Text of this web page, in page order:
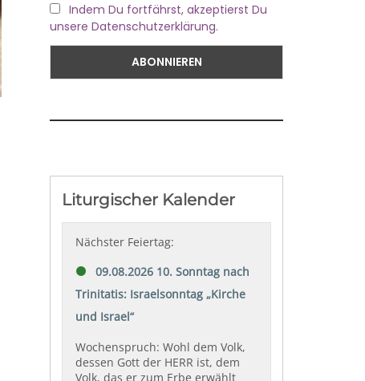
Indem Du fortfährst, akzeptierst Du
unsere Datenschutzerklärung.